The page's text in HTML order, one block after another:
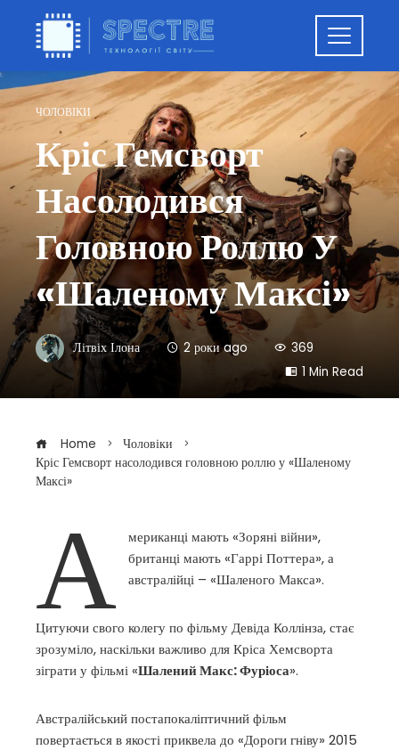
ЧОЛОВІКИ
Кріс Гемсворт
Насолодився
Головною Роллю У
«Шаленому Максі»
Літвіх Ілона 2 роки ago
369
1 Min Read
Home
Чоловіки
Кріс Гемсворт насолодився головною роллю у «Шаленому
Максі»
А
мериканці мають «Зоряні війни»,
британці мають «Гаррі Поттера», а
австралійці – «Шаленого Макса».
Цитуючи свого колегу по фільму Девіда Коллінза, стає
зрозуміло, наскільки важливо для Кріса Хемсворта
зіграти у фільмі «Шалений Макс: Фуріоса».
Австралійський постапокаліптичний фільм
повертається в якості приквела до «Дороги гніву» 2015